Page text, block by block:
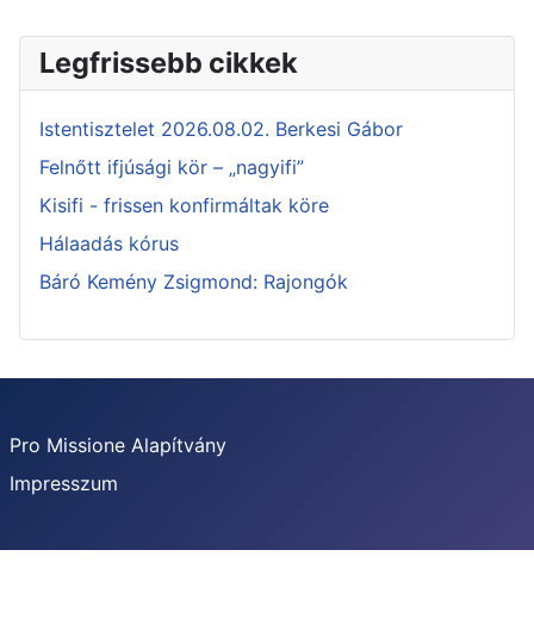
Legfrissebb cikkek
Istentisztelet 2026.08.02. Berkesi Gábor
Felnőtt ifjúsági kör – „nagyifi”
Kisifi - frissen konfirmáltak köre
Hálaadás kórus
Báró Kemény Zsigmond: Rajongók
Pro Missione Alapítvány
Impresszum